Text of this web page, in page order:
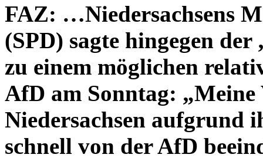
FAZ: …Niedersachsens
(SPD) sagte hingegen
zu einem möglichen
AfD am Sonntag: „Meine
Niedersachsen aufgrund
schnell von der AfD